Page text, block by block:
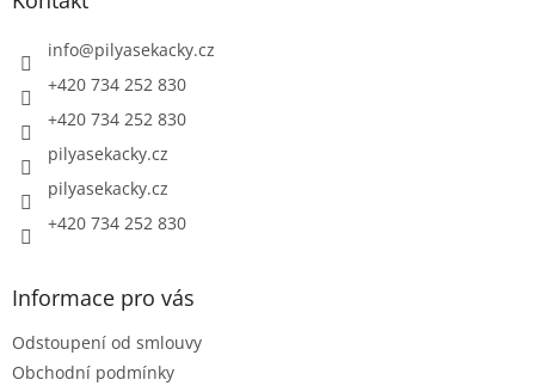
info@pilyasekacky.cz
+420 734 252 830
+420 734 252 830
pilyasekacky.cz
pilyasekacky.cz
+420 734 252 830
Informace pro vás
Odstoupení od smlouvy
Obchodní podmínky